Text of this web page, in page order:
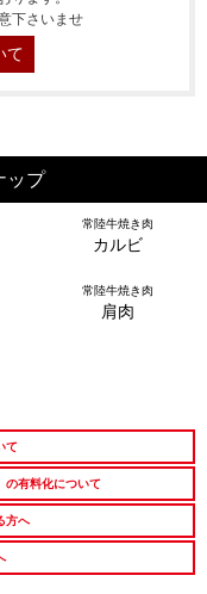
誕生日ギフト
下さいませ
て
ップ
常陸牛焼き肉
カルビ
常陸牛焼き肉
肩肉
て
の有料化について
方へ